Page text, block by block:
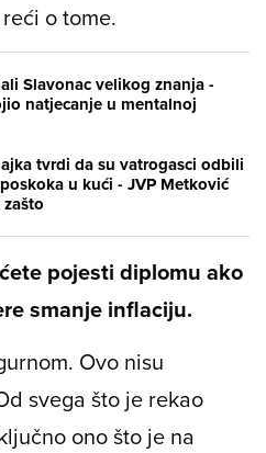
o tome.
Slavonac velikog znanja -
natjecanje u mentalnoj
tvrdi da su vatrogasci odbili
u kući - JVP Metković
pojesti diplomu ako
smanje inflaciju.
Ovo nisu
svega što je rekao
ono što je na